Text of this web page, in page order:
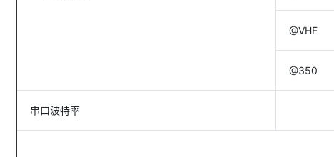
@VHF
@350
串口波特率